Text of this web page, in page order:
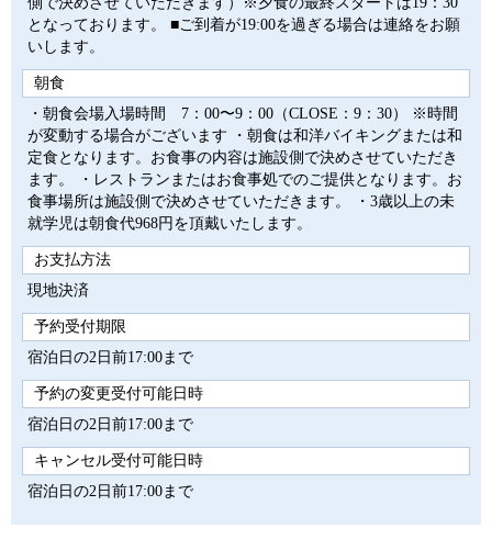
となっております。 ■ご到着が19:00を過ぎる場合は連絡をお願
いします。
朝食
・朝食会場入場時間 7：00〜9：00（CLOSE：9：30） ※時間
が変動する場合がございます ・朝食は和洋バイキングまたは和
定食となります。お食事の内容は施設側で決めさせていただき
ます。 ・レストランまたはお食事処でのご提供となります。お
食事場所は施設側で決めさせていただきます。 ・3歳以上の未
就学児は朝食代968円を頂戴いたします。
お支払方法
現地決済
予約受付期限
宿泊日の2日前17:00まで
予約の変更受付可能日時
宿泊日の2日前17:00まで
キャンセル受付可能日時
宿泊日の2日前17:00まで